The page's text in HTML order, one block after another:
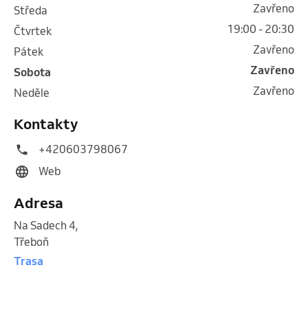
středa
Zavřeno
čtvrtek
19:00 - 20:30
pátek
Zavřeno
sobota
Zavřeno
neděle
Zavřeno
Kontakty
+420603798067
Web
Adresa
Na Sadech 4,
Třeboň
Trasa